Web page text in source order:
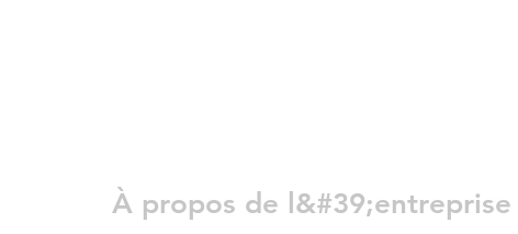
À propos de l&#39;entreprise